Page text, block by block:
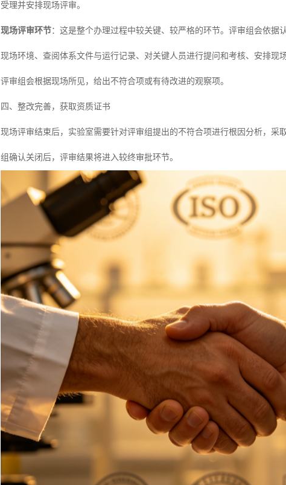
受理并安排现场评审。
现场评审环节：这是整个办理过程中较关键、较严格的环节。评审组会依
现场环境、查阅体系文件与运行记录、对关键人员进行提问和考核、安排现
评审组会根据现场所见，给出不符合项或有待改进的观察项。
四、整改完善，获取资质证书
现场评审结束后，实验室需要针对评审组提出的不符合项进行根因分析，
组确认关闭后，评审结果将进入较终审批环节。